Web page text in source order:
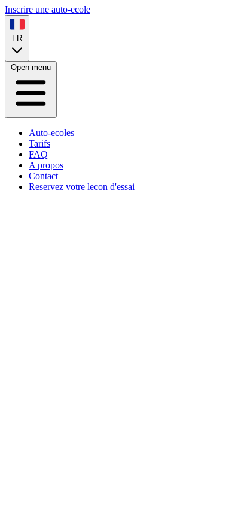
Inscrire une auto-ecole
FR
Open menu
Auto-ecoles
Tarifs
FAQ
A propos
Contact
Reservez votre lecon d'essai